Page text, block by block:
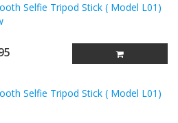
Selfie Tripod Stick ( Model L01)
Selfie Tripod Stick ( Model L01)